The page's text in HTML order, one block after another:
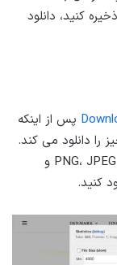
کنید، دانلود
پس از اینکه
را دانلود می کند.
همچنین می‌توانید بین فرمت های PNG، JPEG، GIF، BMP و